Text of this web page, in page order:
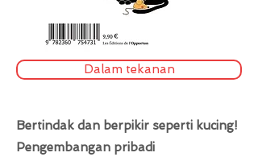
Dalam tekanan
Bertindak dan berpikir seperti kucing!
Pengembangan pribadi